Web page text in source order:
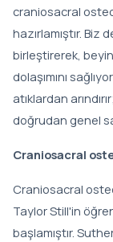
craniosacral
hazırlamıştır.
birleştirerek, beyin
dolaşımını
atıklardan
doğrudan genel
Craniosacral
Craniosacral
Taylor Still'in
başlamıştır.